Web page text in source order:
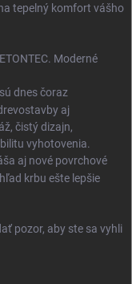
tepelný komfort vášho
Moderné
sú dnes čoraz
aj
čistý dizajn,
vyhotovenia.
aj nové povrchové
krbu ešte lepšie
pozor, aby ste sa vyhli